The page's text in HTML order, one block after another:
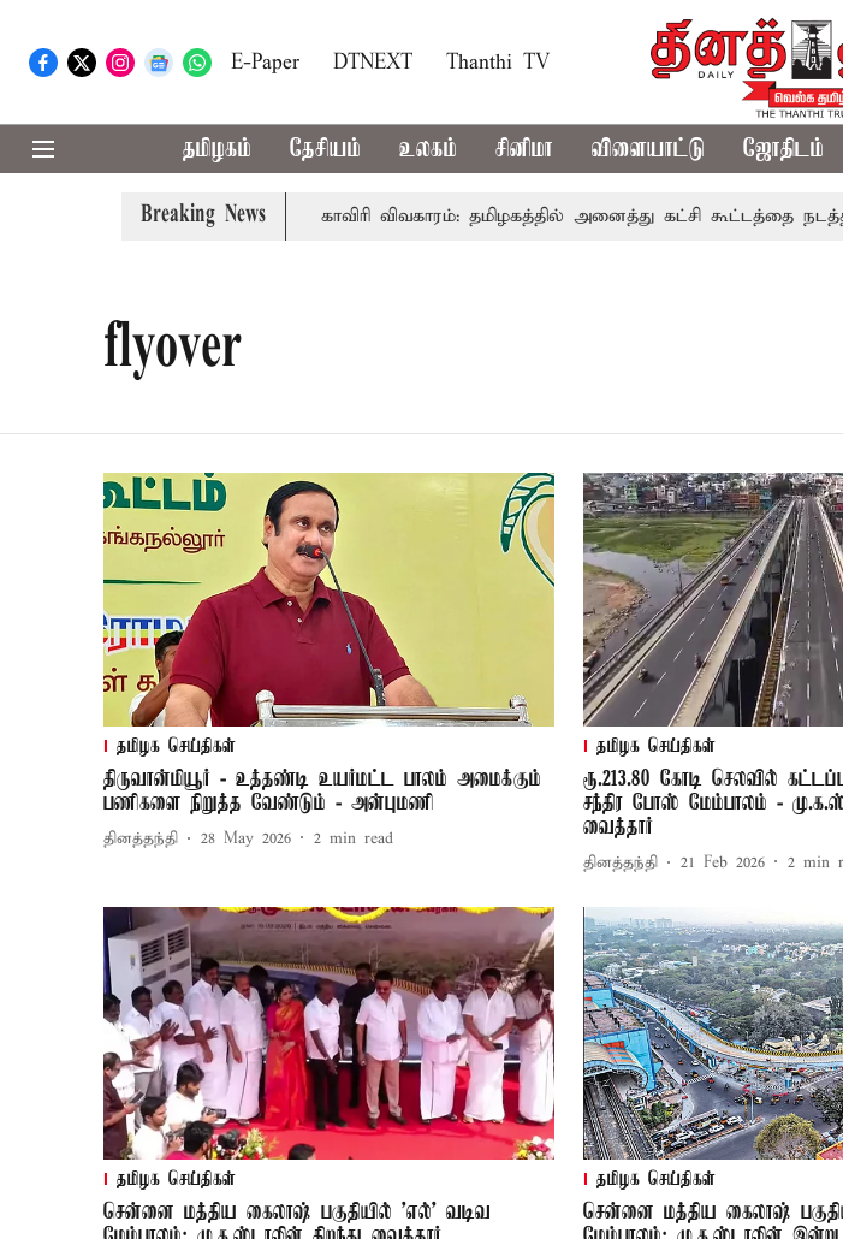
E-Paper DTNEXT Thanthi TV
தமிழகம் தேசியம் உலகம் சினிமா விளையாட்டு ஜோதிடம்
Breaking News
அமைச்சர் விஜய் உரை காவிரி விவகாரம்: தமிழகத்தில் அனைத்து கட்சி கூட்டத்தை
flyover
தமிழக செய்திகள்
திருவான்மியூர் - உத்தண்டி உயர்மட்ட பாலம் அமைக்கும்
பணிகளை நிறுத்த வேண்டும் - அன்புமணி
தினத்தந்தி 28 May 2026 2 min read
தமிழக செய்திகள்
ரூ.213.80 கோடி செலவில்
சந்திர போஸ் மேம்பாலம் -
வைத்தார்
தினத்தந்தி 21 Feb 2026 2 min
தமிழக செய்திகள்
சென்னை மத்திய கைலாஷ் பகுதியில் 'எல்' வடிவ
தமிழக செய்திகள்
சென்னை மத்திய கைலாஷ்